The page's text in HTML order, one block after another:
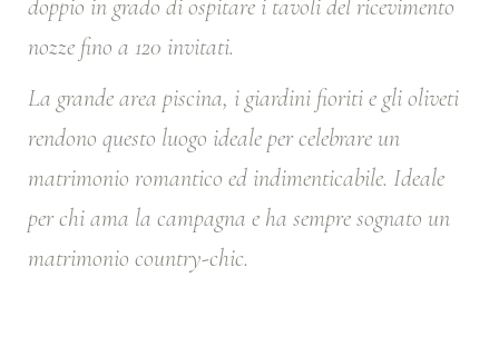
doppio in grado di ospitare i tavoli del ricevimento
nozze fino a 120 invitati.
La grande area piscina, i giardini fioriti e gli oliveti
rendono questo luogo ideale per celebrare un
matrimonio romantico ed indimenticabile. Ideale
per chi ama la campagna e ha sempre sognato un
matrimonio country-chic.